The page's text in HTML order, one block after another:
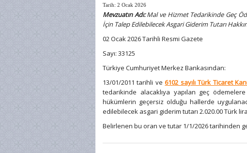
Tarih: 2 Ocak 2026
Mevzuatın Adı:Mal ve Hizmet Tedarikinde Geç
İçin Talep Edilebilecek Asgari Giderim Tutarı
02 Ocak 2026 Tarihli Resmi Gazete
Sayı: 33125
Türkiye Cumhuriyet Merkez Bankasından:
13/01/2011 tarihli ve6102 sayılı Türk Ticaret
tedarikinde alacaklıya yapılan geç
hükümlerin geçersiz olduğu hallerde
edilebilecek asgari giderim tutarı 2.020.00 Türk
Belirlenen bu oran ve tutar 1/1/2026 tarihinden